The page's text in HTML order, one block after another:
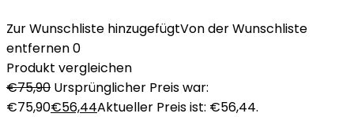
Zur Wunschliste hinzugefügtVon der Wunschliste
entfernen0
Produkt vergleichen
€75,90 Ursprünglicher Preis war:
€75,90€56,44Aktueller Preis ist: €56,44.